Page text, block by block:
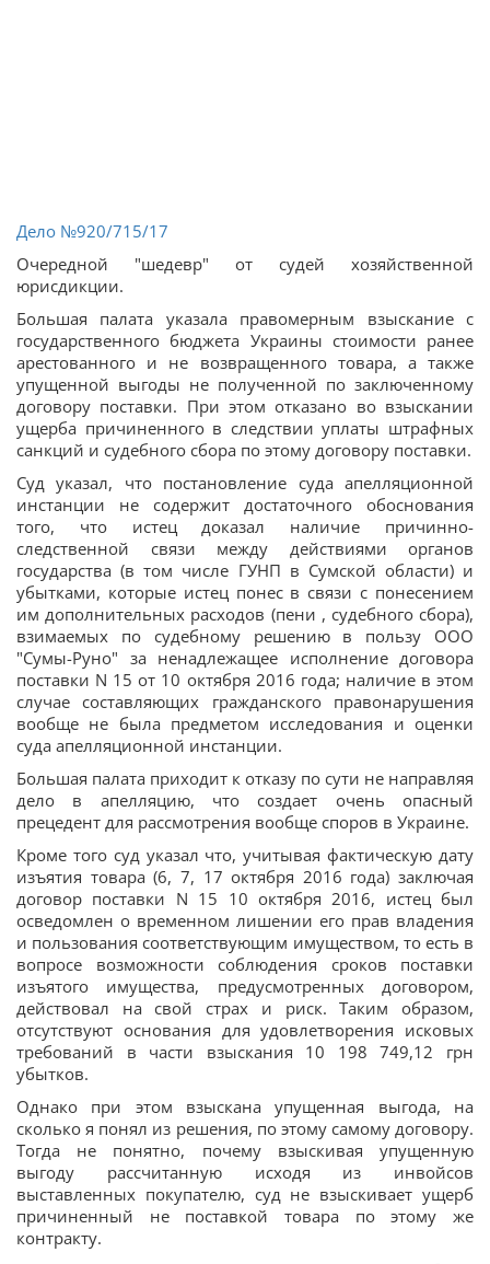
Дело №920/715/17
Очередной "шедевр" от судей хозяйственной
юрисдикции.
Большая палата указала правомерным взыскание с
государственного бюджета Украины стоимости ранее
арестованного и не возвращенного товара, а также
упущенной выгоды не полученной по заключенному
договору поставки. При этом отказано во взыскании
ущерба причиненного в следствии уплаты штрафных
санкций и судебного сбора по этому договору поставки.
Суд указал, что постановление суда апелляционной
инстанции не содержит достаточного обоснования
того, что истец доказал наличие причинно-
следственной связи между действиями органов
государства (в том числе ГУНП в Сумской области) и
убытками, которые истец понес в связи с понесением
им дополнительных расходов (пени , судебного сбора),
взимаемых по судебному решению в пользу ООО
"Сумы-Руно" за ненадлежащее исполнение договора
поставки N 15 от 10 октября 2016 года; наличие в этом
случае составляющих гражданского правонарушения
вообще не была предметом исследования и оценки
суда апелляционной инстанции.
Большая палата приходит к отказу по сути не направляя
дело в апелляцию, что создает очень опасный
прецедент для рассмотрения вообще споров в Украине.
Кроме того суд указал что, учитывая фактическую дату
изъятия товара (6, 7, 17 октября 2016 года) заключая
договор поставки N 15 10 октября 2016, истец был
осведомлен о временном лишении его прав владения
и пользования соответствующим имуществом, то есть в
вопросе возможности соблюдения сроков поставки
изъятого имущества, предусмотренных договором,
действовал на свой страх и риск. Таким образом,
отсутствуют основания для удовлетворения исковых
требований в части взыскания 10 198 749,12 грн
убытков.
Однако при этом взыскана упущенная выгода, на
сколько я понял из решения, по этому самому договору.
Тогда не понятно, почему взыскивая упущенную
выгоду рассчитанную исходя из инвойсов
выставленных покупателю, суд не взыскивает ущерб
причиненный не поставкой товара по этому же
контракту.